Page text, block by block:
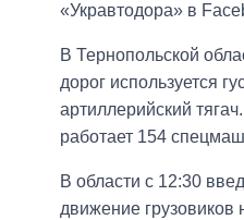
«Укравтодора» в
В Тернопольской
дорог используется
артиллерийский
работает 154
В области с 12:30
движение грузовиков